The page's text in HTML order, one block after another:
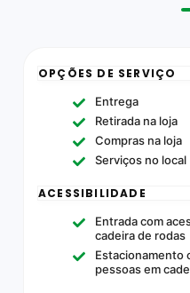
OPÇÕES DE SERVIÇO
Entrega
Retirada na loja
Compras na loja
Serviços no local
ACESSIBILIDADE
Entrada com
cadeira de rodas
Estacionamento
pessoas em